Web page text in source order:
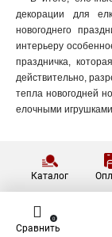
декорации для
новогоднего
интерьеру
праздничка,
действительно,
тепла новогодней
елочными
Каталог
Сравнить
0